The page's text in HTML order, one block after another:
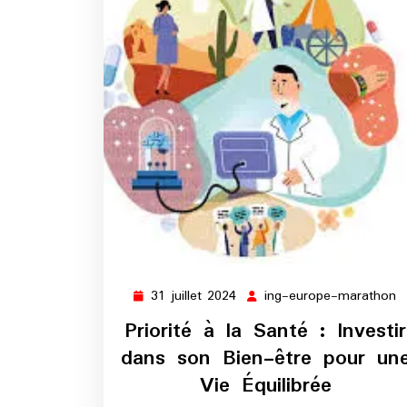
31 juillet 2024 31
juillet
2024
ing-europe-marathon
Priorité à la Santé : Investir
dans son Bien-être pour
Vie Équilibrée